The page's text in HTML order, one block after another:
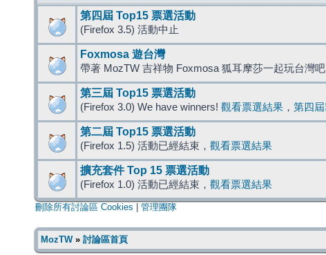
第四屆 Top15 票選活動
(Firefox 3.5) 活動中止
Foxmosa 遊台灣
帶著 MozTW 吉祥物 Foxmosa 狐耳摩莎一起玩台灣吧
第三屆 Top15 票選活動
(Firefox 3.0) We have winners! 觀看票選結果 ， 第四
第二屆 Top15 票選活動
(Firefox 1.5) 活動已經結束， 觀看票選結果
擴充套件 Top 15 票選活動
(Firefox 1.0) 活動已經結束， 觀看票選結果
刪除所有討論區 Cookies 管理團隊
MozTW» 討論區首頁